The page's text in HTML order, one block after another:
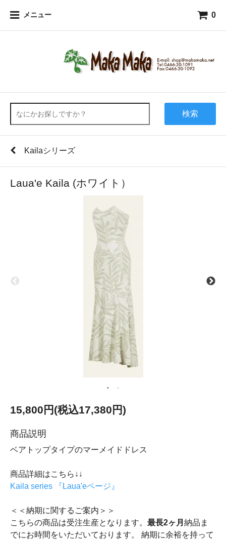
メニュー 0
検索
Kailaシリーズ
Laua'e Kaila (ホワイト）
15,800円(税込17,380円)
商品説明
ベアトップタイプのマーメイドドレス
商品詳細はこちら↓↓
Kaila series 『Laua'eページ』
＜＜納期に関するご案内＞＞
こちらの商品は受注生産となります。 最長2ヶ月 納品ま
でにお時間をいただいております。 納期に余裕を持って